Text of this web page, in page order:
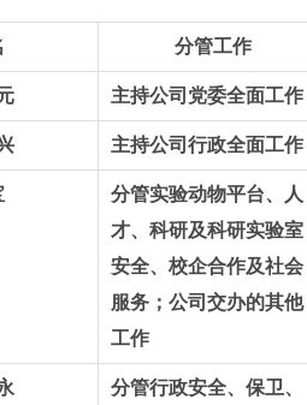
分管工作
主持公司党委全面工作
主持公司行政全面工作
分管实验动物平台、人
才、科研及科研实验室
安全、校企合作及社会
服务；公司交办的其他
工作
分管行政安全、保卫、